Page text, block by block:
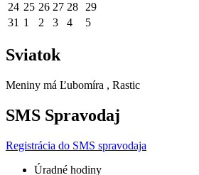
24 25 26 27 28 29
31 1 2 3 4 5
Sviatok
Meniny má Ľubomíra , Rastic
SMS Spravodaj
Registrácia do SMS spravodaja
Úradné hodiny